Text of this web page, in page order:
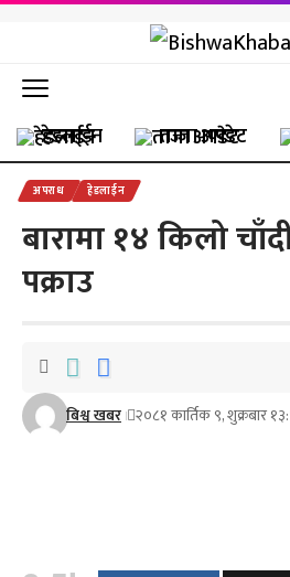
हेडलाईन ताजा अपडेट
अपराध हेडलाईन
बारामा १४ किलो
पक्राउ
बिश्व खबर २०८१ कार्तिक ९, शुक्रबार